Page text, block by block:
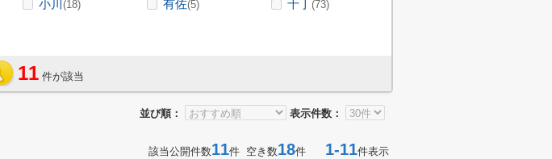
小川 (18) 有佐(5) 千丁(73)
11 件が該当
並び順： 表示件数：
該当公開件数11件 空き数18件 1-11件表示